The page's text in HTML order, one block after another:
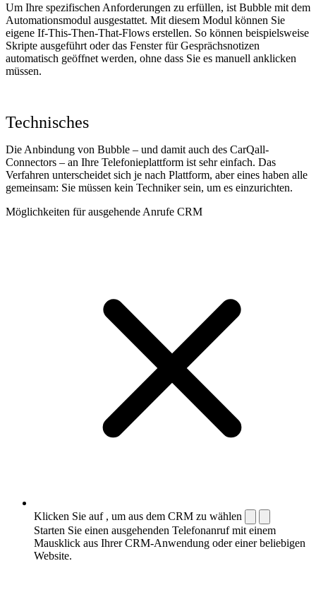
Um Ihre spezifischen Anforderungen zu erfüllen, ist Bubble mit dem
Automationsmodul ausgestattet. Mit diesem Modul können Sie
eigene If-This-Then-That-Flows erstellen. So können beispielsweise
Skripte ausgeführt oder das Fenster für Gesprächsnotizen
automatisch geöffnet werden, ohne dass Sie es manuell anklicken
müssen.
Technisches
Die Anbindung von Bubble – und damit auch des CarQall-
Connectors – an Ihre Telefonieplattform ist sehr einfach. Das
Verfahren unterscheidet sich je nach Plattform, aber eines haben alle
gemeinsam: Sie müssen kein Techniker sein, um es einzurichten.
Möglichkeiten für ausgehende Anrufe CRM
Klicken Sie auf , um aus dem CRM zu wählen
Starten Sie einen ausgehenden Telefonanruf mit einem
Mausklick aus Ihrer CRM-Anwendung oder einer beliebigen
Website.